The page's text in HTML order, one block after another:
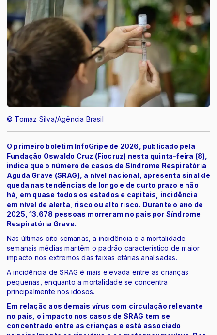
© Tomaz Silva/Agência Brasil
O primeiro boletim InfoGripe de 2026, publicado pela
Fundação Oswaldo Cruz (Fiocruz) nesta quinta-feira (8),
indica que o número de casos de Síndrome Respiratória
Aguda Grave (SRAG), a nível nacional, apresenta sinal de
queda nas tendências de longo e de curto prazo e não
há, em quase todos os estados e capitais, incidência
em nível de alerta, risco ou alto risco. Durante o ano de
2025, 13.678 pessoas morreram no país por Síndrome
Respiratória Grave.
Nas últimas oito semanas, a incidência e a mortalidade
semanais médias mantêm o padrão característico de maior
impacto nos extremos das faixas etárias analisadas.
A incidência de SRAG é mais elevada entre as crianças
pequenas, enquanto a mortalidade se concentra
principalmente nos idosos.
Em relação aos demais vírus com circulação relevante
no país, o impacto nos casos de SRAG tem se
concentrado entre as crianças e está associado